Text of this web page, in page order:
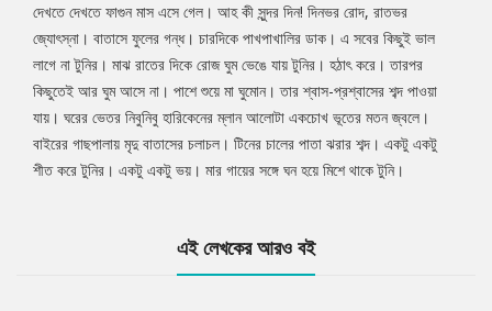
Tab
Article
দেখতে দেখতে ফাগুন মাস এসে গেল। আহ কী সুন্দর দিন! দিনভর রোদ, রাতভর
জ্যোৎস্না। বাতাসে ফুলের গন্ধ। চারদিকে পাখপাখালির ডাক। এ সবের কিছুই ভাল
লাগে না টুনির। মাঝ রাতের দিকে রোজ ঘুম ভেঙে যায় টুনির। হঠাৎ করে। তারপর
কিছুতেই আর ঘুম আসে না। পাশে শুয়ে মা ঘুমোন। তার শ্বাস-প্রশ্বাসের শব্দ পাওয়া
যায়। ঘরের ভেতর নিবুনিবু হারিকেনের ম্লান আলোটা একচোখ ভূতের মতন জ্বলে।
বাইরের গাছপালায় মৃদু বাতাসের চলাচল। টিনের চালের পাতা ঝরার শব্দ। একটু একটু
শীত করে টুনির। একটু একটু ভয়। মার গায়ের সঙ্গে ঘন হয়ে মিশে থাকে টুনি।
এই লেখকের আরও বই